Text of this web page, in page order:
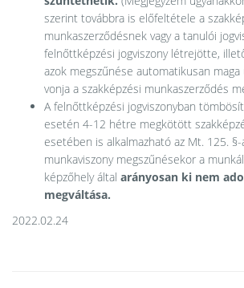
szerint továbbra is előfeltétele a
munkaszerződésnek vagy a tanulói
felnőttképzési jogviszony létrejötte,
azok megszűnése automatikusan
vonja a szakképzési munkaszerződés
A felnőttképzési jogviszonyban
esetén 4-12 hétre megkötött
esetében is alkalmazható az Mt. 125. §-
munkaviszony megszűnésekor a
képzőhely által arányosan ki nem
megváltása.
2022.02.24